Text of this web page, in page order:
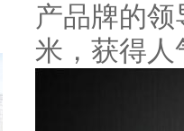
产品牌的
米，获得人